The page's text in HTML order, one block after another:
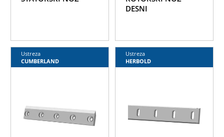
DESNI
Ustreza
CUMBERLAND
Ustreza
HERBOLD